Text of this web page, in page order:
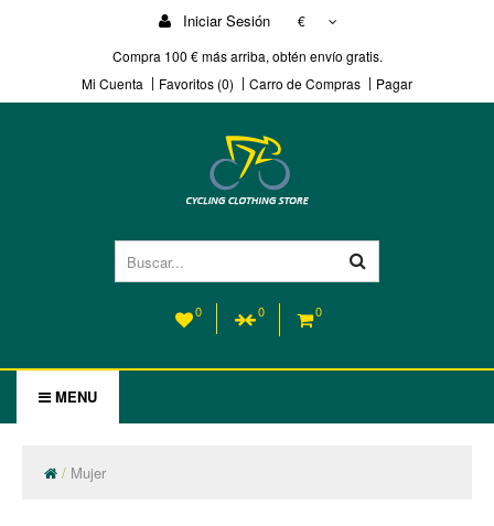
Iniciar Sesión
€
Compra 100 € más arriba, obtén envío gratis.
Mi Cuenta
Favoritos (0) Carro de Compras Pagar
0 0 0
MENU
Mujer